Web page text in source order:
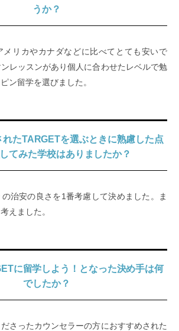
うか？
メリカやカナダなどに比べてとても安いで
レッスンがあり個人に合わせたレベルで勉
ン留学を選びました。
れたTARGETを選ぶときに熟慮した点
てみた学校はありましたか？
治安の良さを1番考慮して決めました。ま
えました。
に留学しよう！となった決め手は何
でしたか？
さったカウンセラーの方におすすめされた